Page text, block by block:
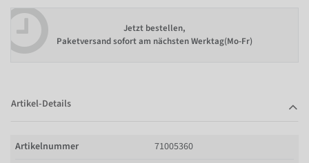
Jetzt bestellen,
Paketversand sofort am nächsten Werktag(Mo-Fr)
Artikel-Details
Artikelnummer
71005360